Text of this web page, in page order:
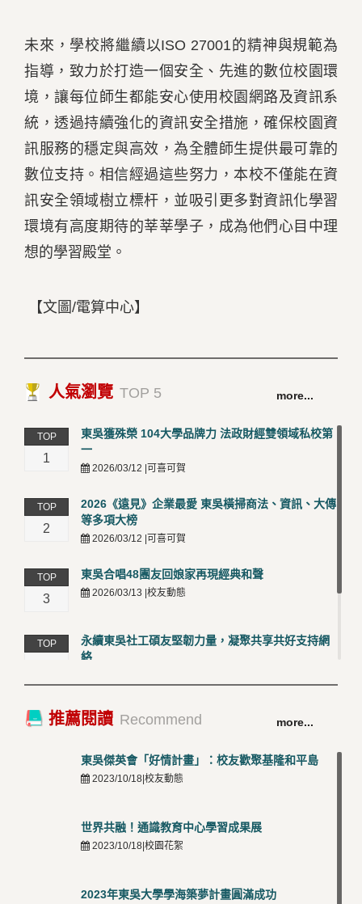
未來，學校將繼續以ISO 27001的精神與規範為
指導，致力於打造一個安全、先進的數位校園環
境，讓每位師生都能安心使用校園網路及資訊系
統，透過持續強化的資訊安全措施，確保校園資
訊服務的穩定與高效，為全體師生提供最可靠的
數位支持。相信經過這些努力，本校不僅能在資
訊安全領域樹立標杆，並吸引更多對資訊化學習
環境有高度期待的莘莘學子，成為他們心目中理
想的學習殿堂。
【文圖/電算中心】
人氣瀏覽 TOP 5 more...
TOP
1
東吳獲殊榮 104大學品牌力 法政財經雙領域私校第
一
2026/03/12 |可喜可賀
TOP
2
2026《遠見》企業最愛 東吳橫掃商法、資訊、大傳
等多項大榜
2026/03/12 |可喜可賀
TOP
3
東吳合唱48團友回娘家再現經典和聲
2026/03/13 |校友動態
TOP
永續東吳社工碩友堅韌力量，凝聚共享共好支持網
絡
TOP
卓越永續校園 東吳大學連奪 ISO 14001、45001 及
50001三大國際驗證殊榮
推薦閱讀 Recommend more...
東吳傑英會「好情計畫」：校友歡聚基隆和平島
2023/10/18|校友動態
世界共融！通識教育中心學習成果展
2023/10/18|校園花絮
2023年東吳大學學海築夢計畫圓滿成功